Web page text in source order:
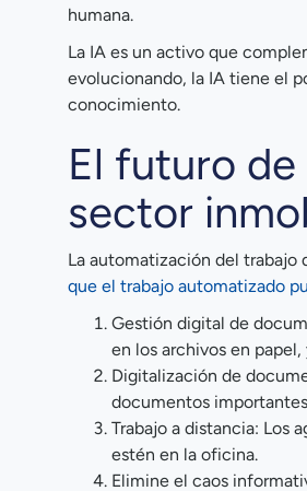
humana.
La IA es un activo que
evolucionando, la IA tiene el
conocimiento.
El futuro
sector
La automatización del trabajo
que el trabajo automatizado
Gestión digital de
en los archivos en
Digitalización de
documentos
Trabajo a distancia: Los
estén en la oficina.
Elimine el caos